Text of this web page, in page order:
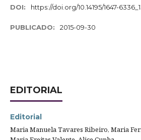
DOI: https://doi.org/10.14195/1647-
PUBLICADO: 2015-09-30
EDITORIAL
Editorial
Maria Manuela Tavares Ribeiro, Maria